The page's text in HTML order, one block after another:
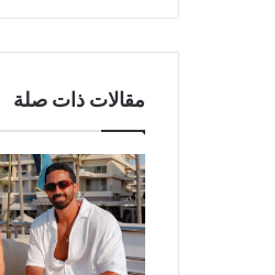
مقالات ذات صلة